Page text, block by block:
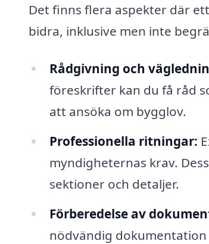
Det finns flera aspekter där
bidra, inklusive men inte
Rådgivning och
föreskrifter kan du få råd
att ansöka om bygglov.
Professionella ritningar:
myndigheternas krav.
sektioner och detaljer.
Förberedelse av
nödvändig